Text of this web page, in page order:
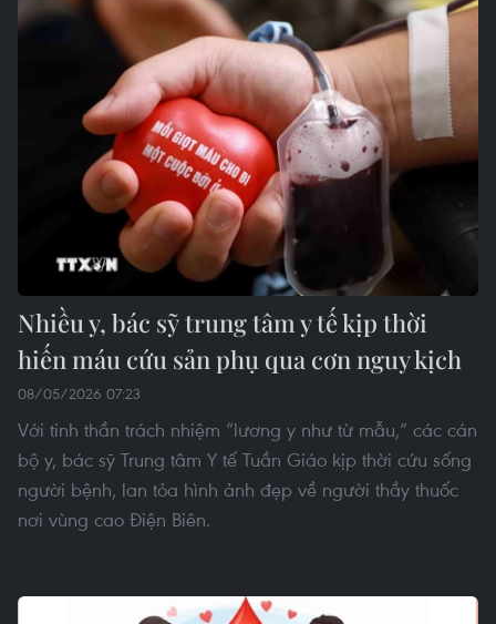
Nhiều y, bác sỹ trung tâm y tế kịp thời
hiến máu cứu sản phụ qua cơn nguy kịch
08/05/2026 07:23
Với tinh thần trách nhiệm “lương y như từ mẫu,” các cán
bộ y, bác sỹ Trung tâm Y tế Tuần Giáo kịp thời cứu sống
người bệnh, lan tỏa hình ảnh đẹp về người thầy thuốc
nơi vùng cao Điện Biên.